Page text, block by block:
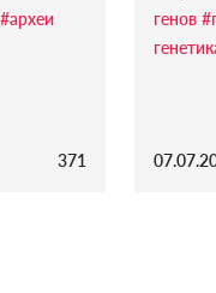
#археи
371
генов